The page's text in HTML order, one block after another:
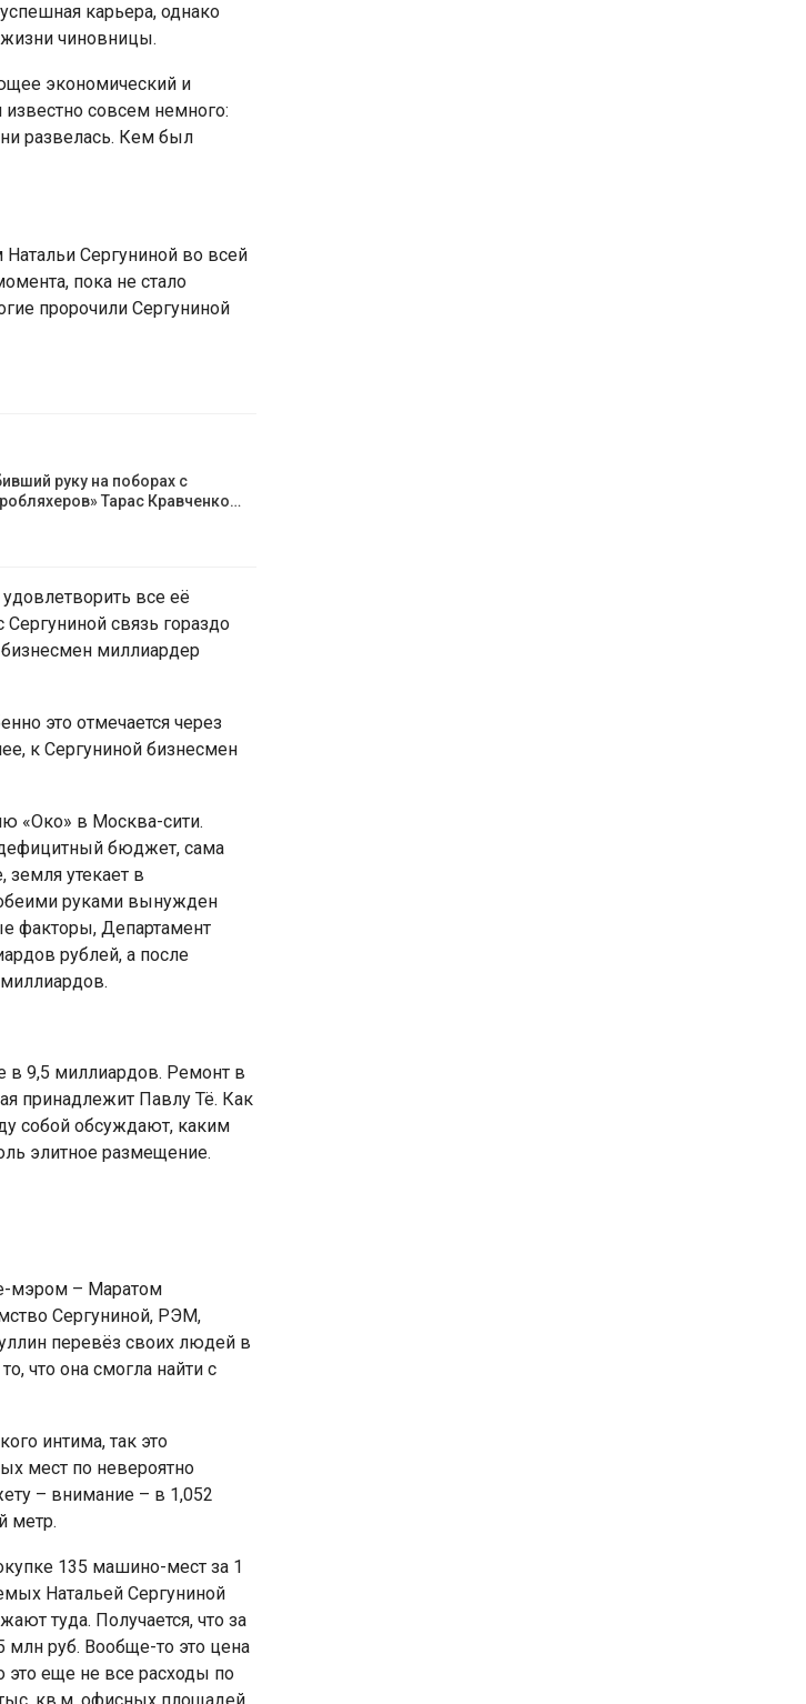
карьера, однако
жизни чиновницы.
экономический и
совсем немного:
развелась. Кем был
Сергуниной во всей
пока не стало
пророчили Сергуниной
руку на поборах с
Тарас Кравченко…
все её
Сергуниной связь гораздо
миллиардер
это отмечается через
к Сергуниной бизнесмен
«Око» в Москва-сити.
бюджет, сама
земля утекает в
руками вынужден
факторы, Департамент
рублей, а после
в 9,5 миллиардов. Ремонт в
принадлежит Павлу Тё. Как
собой обсуждают, каким
элитное размещение.
мэром – Маратом
Сергуниной, РЭМ,
перевёз своих людей в
что она смогла найти с
интима, так это
мест по невероятно
– внимание – в 1,052
метр.
135 машино-мест за 1
Натальей Сергуниной
туда. Получается, что за
млн руб. Вообще-то это цена
это еще не все расходы по
кв.м. офисных площадей